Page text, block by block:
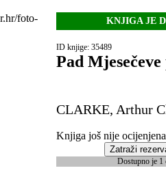
KNJIGA JE
ID knjige: 35489
Pad
CLARKE, Arthur
Knjiga još nije
Zatraži
Dostupno je 1